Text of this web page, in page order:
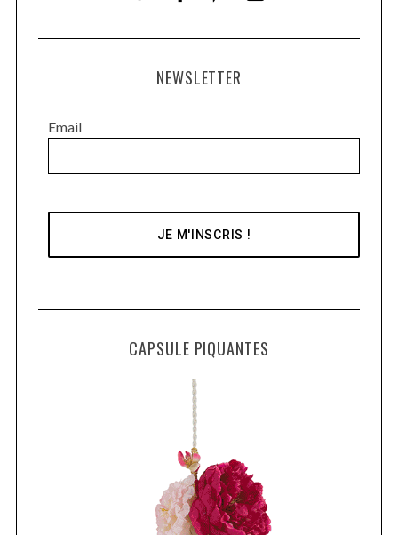
NEWSLETTER
Email
CAPSULE PIQUANTES